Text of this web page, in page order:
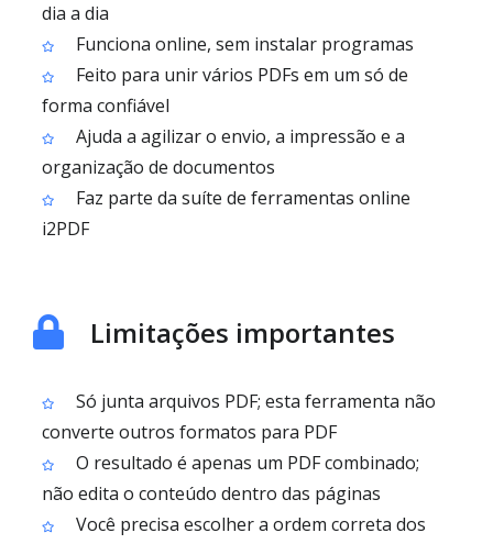
dia a dia
Funciona online, sem instalar programas
Feito para unir vários PDFs em um só de
forma confiável
Ajuda a agilizar o envio, a impressão e a
organização de documentos
Faz parte da suíte de ferramentas online
i2PDF
Limitações importantes
Só junta arquivos PDF; esta ferramenta não
converte outros formatos para PDF
O resultado é apenas um PDF combinado;
não edita o conteúdo dentro das páginas
Você precisa escolher a ordem correta dos